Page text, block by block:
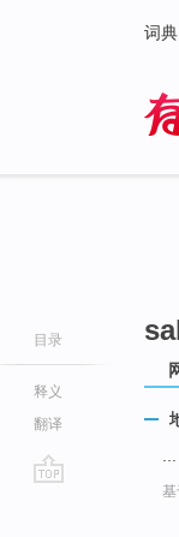
词典
目录
释义
翻译